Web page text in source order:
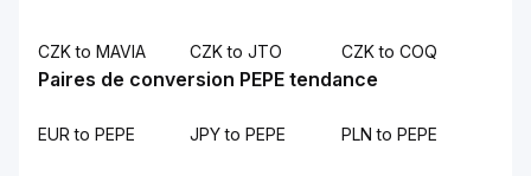
CZK to MAVIA CZK to JTO CZK to COQ
Paires de conversion PEPE tendance
EUR to PEPE JPY to PEPE PLN to PEPE